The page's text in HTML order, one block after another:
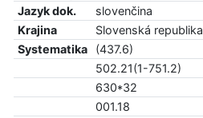
Jazyk dok.
slovenčina
Krajina
Slovenská republika
Systematika
(437.6)
502.21(1-751.2)
630*32
001.18